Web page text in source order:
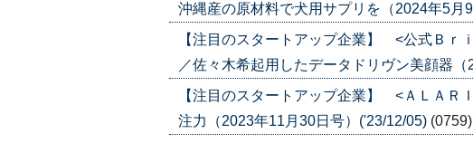
沖縄産の原材料で犬用サプリを（2024年5月
【注目のスタートアップ企業】 <公式Ｂ
／佐々木希起用したデータドリヴン美顔器
【注目のスタートアップ企業】 <ＡＬＡ
注力（2023年11月30日号）('23/12/05) (0759)